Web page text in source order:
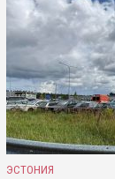
ЭСТОНИЯ